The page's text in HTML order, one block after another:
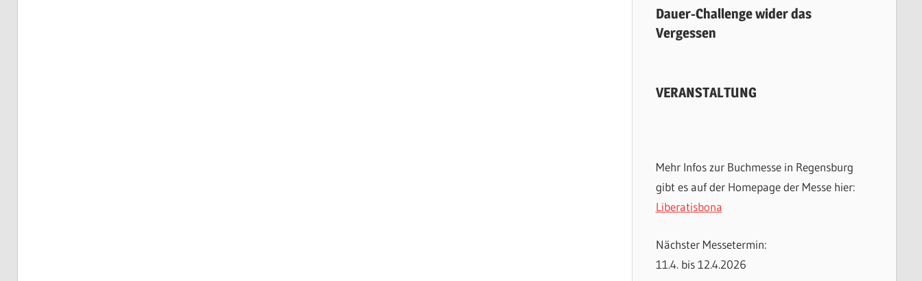
Dauer-Challenge wider das
Vergessen
VERANSTALTUNG
Mehr Infos zur Buchmesse in Regensburg
gibt es auf der Homepage der Messe hier:
Liberatisbona
Nächster Messetermin:
11.4. bis 12.4.2026